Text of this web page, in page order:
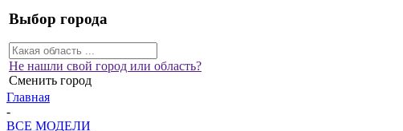
Выбор города
Не нашли свой город или область?
Сменить город
Главная
-
ВСЕ МОДЕЛИ